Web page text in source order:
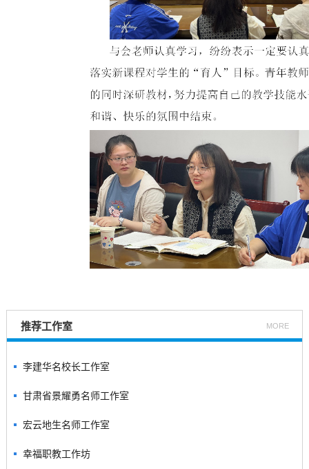
MORE
推荐工作室
李建华名校长工作室
甘肃省景耀勇名师工作室
宏云地生名师工作室
幸福职教工作坊